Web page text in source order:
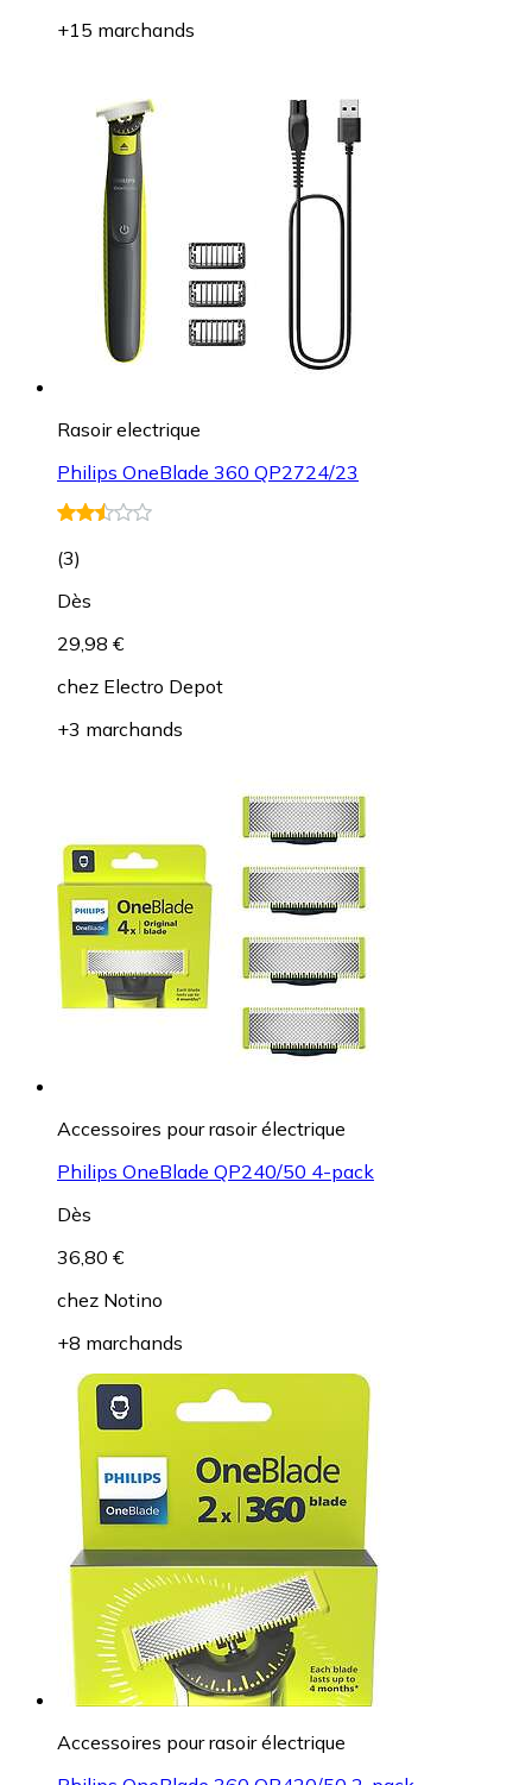
+15 marchands
Rasoir electrique
Philips OneBlade 360 QP2724/23
(3)
Dès
29,98 €
chez Electro Depot
+3 marchands
Accessoires pour rasoir électrique
Philips OneBlade QP240/50 4-pack
Dès
36,80 €
chez Notino
+8 marchands
Accessoires pour rasoir électrique